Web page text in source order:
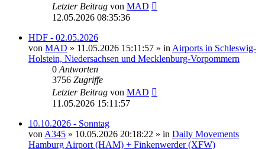
Letzter Beitrag von MAD
12.05.2026 08:35:36
HDF - 02.05.2026
von MAD » 11.05.2026 15:11:57 » in Airports in Schleswig-
Holstein, Niedersachsen und Mecklenburg-Vorpommern
0 Antworten
3756 Zugriffe
Letzter Beitrag von MAD
11.05.2026 15:11:57
10.10.2026 - Sonntag
von A345 » 10.05.2026 20:18:22 » in Daily Movements
Hamburg Airport (HAM) + Finkenwerder (XFW)